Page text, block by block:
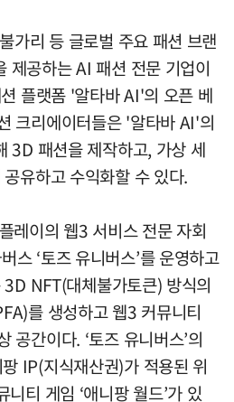
가리 등 글로벌 주요 패션 브랜
제공하는 AI 패션 전문 기업이
플랫폼 '알타바 AI'의 오픈 베
크리에이터들은 '알타바 AI'의
3D 패션을 제작하고, 가상 세
유하고 수익화할 수 있다.
레이의 웹3 서비스 전문 자회
스 ‘토즈 유니버스’를 운영하고
3D NFT(대체불가토큰) 방식의
를 생성하고 웹3 커뮤니티
공간이다. ‘토즈 유니버스’의
IP(지식재산권)가 적용된 위
티 게임 ‘애니팡 월드’가 있